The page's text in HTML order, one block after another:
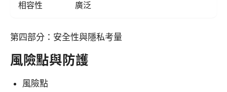
相容性 廣泛
第四部分：安全性與隱私考量
風險點與防護
風險點